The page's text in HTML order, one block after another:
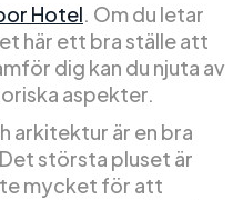
Hotel. Om du letar
här ett bra ställe att
dig kan du njuta av
aspekter.
arkitektur är en bra
största pluset är
mycket för att